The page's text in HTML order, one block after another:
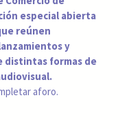
especial abierta
reúnen
y
distintas formas de
aforo.